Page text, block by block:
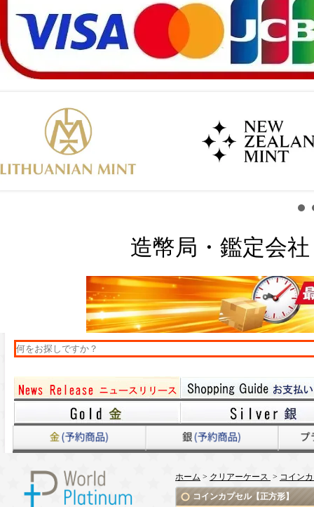
造幣局・鑑定会
ホーム > クリアーケース > コイン
コインカプセル【正方形】